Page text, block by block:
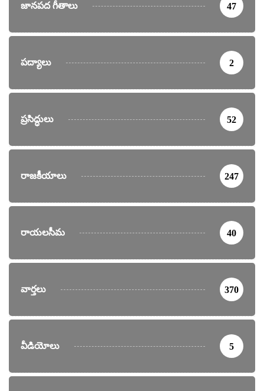
జానపద గీతాలు 47
పద్యాలు 2
ప్రసిద్ధులు 52
రాజకీయాలు 247
రాయలసీమ 40
వార్తలు 370
వీడియోలు 5